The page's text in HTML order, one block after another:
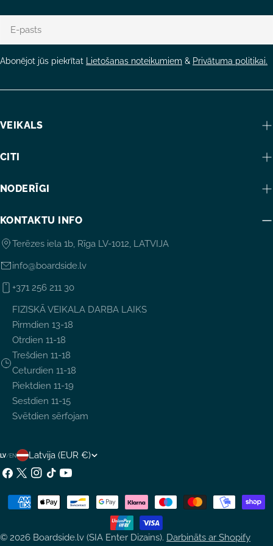
pasts
Abonējot jūs piekrītat Lietošanas noteikumiem & Privātuma politikai.
VEIKALS
CITI
NODERĪGI
KONTAKTU INFO
Terēzes iela 1b, Rīga LV-1012, LATVIJA
info@boardside.lv
+371 256 211 30
FIZISKĀ VEIKALA DARBA LAIKS
Pirmdien 13-18
Otrdien 11-18
Trešdien 11-18
Ceturdien 11-18
Piektdien 11-19
Sestdien 11-15
Svētdien sērfojam
LV/ENV
A
L
S
T
Latvija (EUR €)
Facebook
X
Instagram
TikTokYouTube
© 2026 Boardside.lv (SIA Enter Dizains). Darbināts ar Shopify
Maksājumu